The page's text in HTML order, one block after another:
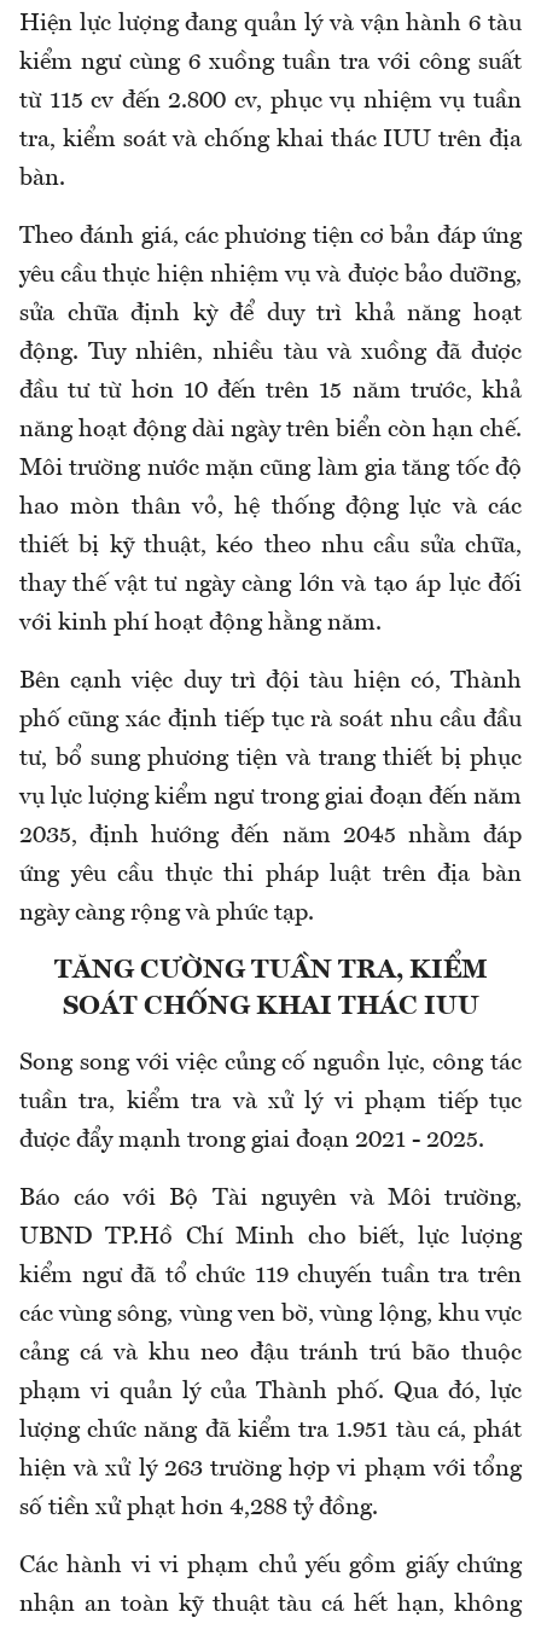
Hiện lực lượng đang quản lý và vận hành 6 tàu
kiểm ngư cùng 6 xuồng tuần tra với công suất
từ 115 cv đến 2.800 cv, phục vụ nhiệm vụ tuần
tra, kiểm soát và chống khai thác IUU trên địa
bàn.
Theo đánh giá, các phương tiện cơ bản đáp ứng
yêu cầu thực hiện nhiệm vụ và được bảo dưỡng,
sửa chữa định kỳ để duy trì khả năng hoạt
động. Tuy nhiên, nhiều tàu và xuồng đã được
đầu tư từ hơn 10 đến trên 15 năm trước, khả
năng hoạt động dài ngày trên biển còn hạn chế.
Môi trường nước mặn cũng làm gia tăng tốc độ
hao mòn thân vỏ, hệ thống động lực và các
thiết bị kỹ thuật, kéo theo nhu cầu sửa chữa,
thay thế vật tư ngày càng lớn và tạo áp lực đối
với kinh phí hoạt động hằng năm.
Bên cạnh việc duy trì đội tàu hiện có, Thành
phố cũng xác định tiếp tục rà soát nhu cầu đầu
tư, bổ sung phương tiện và trang thiết bị phục
vụ lực lượng kiểm ngư trong giai đoạn đến năm
2035, định hướng đến năm 2045 nhằm đáp
ứng yêu cầu thực thi pháp luật trên địa bàn
ngày càng rộng và phức tạp.
TĂNG CƯỜNG TUẦN TRA, KIỂM
SOÁT CHỐNG KHAI THÁC IUU
Song song với việc củng cố nguồn lực, công tác
tuần tra, kiểm tra và xử lý vi phạm tiếp tục
được đẩy mạnh trong giai đoạn 2021 - 2025.
Báo cáo với Bộ Tài nguyên và Môi trường,
UBND TP.Hồ Chí Minh cho biết, lực lượng
kiểm ngư đã tổ chức 119 chuyến tuần tra trên
các vùng sông, vùng ven bờ, vùng lộng, khu vực
cảng cá và khu neo đậu tránh trú bão thuộc
phạm vi quản lý của Thành phố. Qua đó, lực
lượng chức năng đã kiểm tra 1.951 tàu cá, phát
hiện và xử lý 263 trường hợp vi phạm với tổng
số tiền xử phạt hơn 4,288 tỷ đồng.
Các hành vi vi phạm chủ yếu gồm giấy chứng
nhận an toàn kỹ thuật tàu cá hết hạn, không